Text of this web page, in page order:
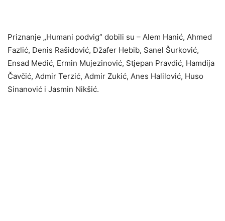
Priznanje „Humani podvig” dobili su – Alem Hanić, Ahmed
Fazlić, Denis Rašidović, Džafer Hebib, Sanel Šurković,
Ensad Medić, Ermin Mujezinović, Stjepan Pravdić, Hamdija
Čavčić, Admir Terzić, Admir Zukić, Anes Halilović, Huso
Sinanović i Jasmin Nikšić.